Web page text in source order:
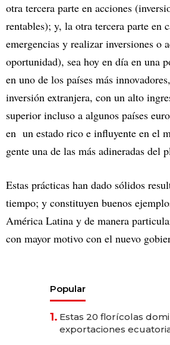
otra tercera parte en acciones
rentables); y, la otra tercera parte en
emergencias y realizar inversiones o
oportunidad), sea hoy en día en una
en uno de los países más
inversión extranjera, con un alto
superior incluso a algunos países
en un estado rico e influyente en el
gente una de las más adineradas del
Estas prácticas han dado sólidos
tiempo; y constituyen buenos
América Latina y de manera
con mayor motivo con el nuevo
Popular
1. Estas 20 florícolas
exportaciones